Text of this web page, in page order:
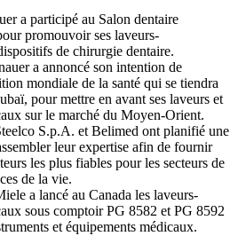
a participé au Salon dentaire
promouvoir ses laveurs-
de chirurgie dentaire.
a annoncé son intention de
mondiale de la santé qui se tiendra
pour mettre en avant ses laveurs et
sur le marché du Moyen-Orient.
S.p.A. et Belimed ont planifié une
leur expertise afin de fournir
les plus fiables pour les secteurs de
de la vie.
a lancé au Canada les laveurs-
sous comptoir PG 8582 et PG 8592
et équipements médicaux.